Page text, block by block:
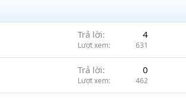
Trả lời 4
Lượt xem 631
Trả lời 0
Lượt xem 462